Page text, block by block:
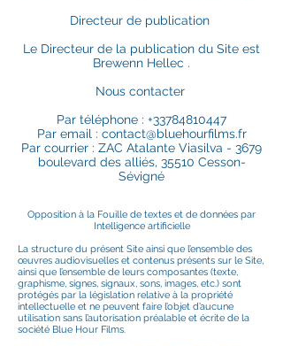
Directeur de publication
Le Directeur de la publication du Site est
Brewenn Hellec .
Nous contacter
Par téléphone : +33784810447
Par email : contact@bluehourfilms.fr
Par courrier : ZAC Atalante Viasilva - 3679
boulevard des alliés, 35510 Cesson-
Sévigné
Opposition à la Fouille de textes et de données par
Intelligence artificielle
La structure du présent Site ainsi que l’ensemble des
œuvres audiovisuelles et contenus présents sur le Site,
ainsi que l’ensemble de leurs composantes (texte,
graphisme, signes, signaux, sons, images, etc.) sont
protégés par la législation relative à la propriété
intellectuelle et ne peuvent faire l’objet d’aucune
utilisation sans l’autorisation préalable et écrite de la
société Blue Hour Films.